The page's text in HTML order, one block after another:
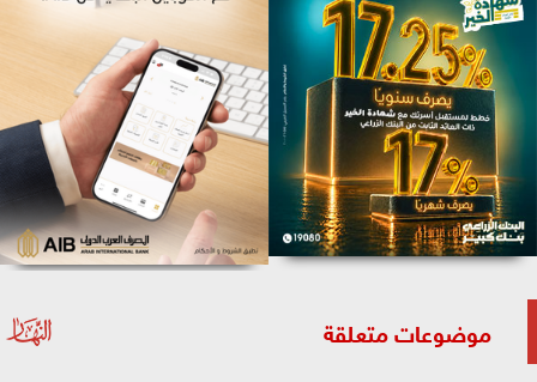
موضوعات متعلقة